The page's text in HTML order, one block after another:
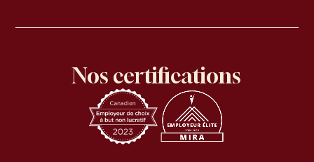
Nos certifications